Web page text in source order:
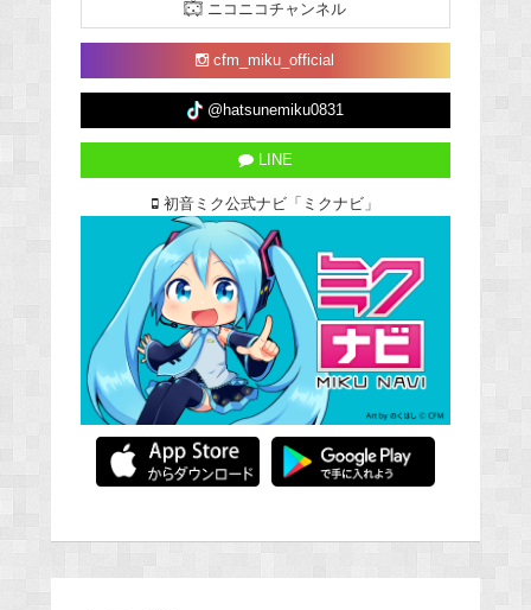
ニコニコチャンネル
cfm_miku_official
@hatsunemiku0831
LINE
初音ミク公式ナビ「ミクナビ」